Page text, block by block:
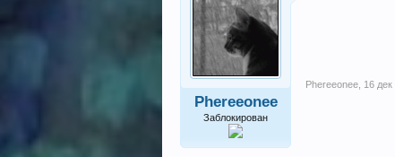
Phereeonee
Заблокирован
Phereeonee 16 дек